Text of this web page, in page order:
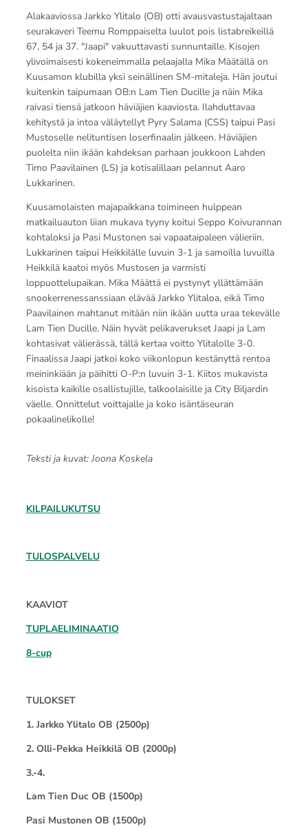
Alakaaviossa Jarkko Ylitalo (OB) otti avausvastustajaltaan
seurakaveri Teemu Romppaiselta luulot pois listabreikeillä
67, 54 ja 37. "Jaapi" vakuuttavasti sunnuntaille. Kisojen
ylivoimaisesti kokeneimmalla pelaajalla Mika Määtällä on
Kuusamon klubilla yksi seinällinen SM-mitaleja. Hän joutui
kuitenkin taipumaan OB:n Lam Tien Ducille ja näin Mika
raivasi tiensä jatkoon häviäjien kaaviosta. Ilahduttavaa
kehitystä ja intoa väläytellyt Pyry Salama (CSS) taipui Pasi
Mustoselle nelituntisen loserfinaalin jälkeen. Häviäjien
puolelta niin ikään kahdeksan parhaan joukkoon Lahden
Timo Paavilainen (LS) ja kotisalillaan pelannut Aaro
Lukkarinen.
Kuusamolaisten majapaikkana toimineen hulppean
matkailuauton liian mukava tyyny koitui Seppo Koivurannan
kohtaloksi ja Pasi Mustonen sai vapaataipaleen välieriin.
Lukkarinen taipui Heikkilälle luvuin 3-1 ja samoilla luvuilla
Heikkilä kaatoi myös Mustosen ja varmisti
loppuottelupaikan. Mika Määttä ei pystynyt yllättämään
snookerrenessanssiaan elävää Jarkko Ylitaloa, eikä Timo
Paavilainen mahtanut mitään niin ikään uutta uraa tekevälle
Lam Tien Ducille. Näin hyvät pelikaverukset Jaapi ja Lam
kohtasivat välierässä, tällä kertaa voitto Ylitalolle 3-0.
Finaalissa Jaapi jatkoi koko viikonlopun kestänyttä rentoa
meininkiään ja päihitti O-P:n luvuin 3-1. Kiitos mukavista
kisoista kaikille osallistujille, talkoolaisille ja City Biljardin
väelle. Onnittelut voittajalle ja koko isäntäseuran
pokaalinelikolle!
Teksti ja kuvat: Joona Koskela
KILPAILUKUTSU
TULOSPALVELU
KAAVIOT
TUPLAELIMINAATIO
8-cup
TULOKSET
1. Jarkko Ylitalo OB (2500p)
2. Olli-Pekka Heikkilä OB (2000p)
3.-4.
Lam Tien Duc OB (1500p)
Pasi Mustonen OB (1500p)